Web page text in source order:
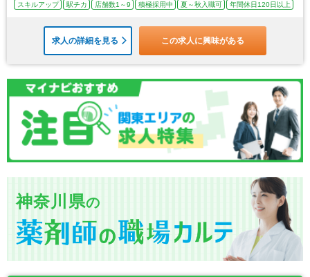
スキルアップ
駅チカ 店舗数1～9 積極採用中 夏～秋入職可 年間休日120日以上
求人の詳細を見る この求人に興味がある
神奈川県の